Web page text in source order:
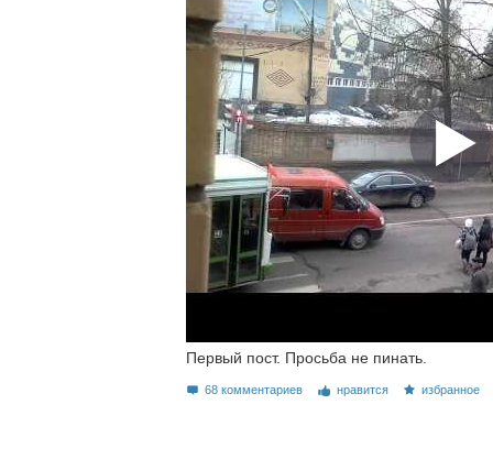
Первый пост. Просьба не пинать.
68 комментариев нравится избранное